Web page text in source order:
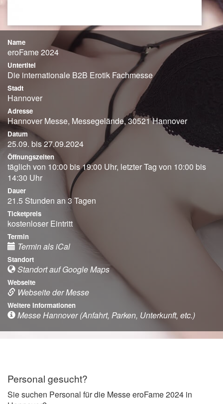
Name
eroFame 2024
Untertitel
Die internationale B2B Erotik Fachmesse
Stadt
Hannover
Adresse
Hannover Messe, Messegelände, 30521 Hannover
Datum
25.09. bis 27.09.2024
Öffnungszeiten
täglich von 10:00 bis 19:00 Uhr, letzter Tag von 10:00 bis
14:30 Uhr
Dauer
21.5 Stunden an 3 Tagen
Ticketpreis
kostenloser Eintritt
Termin
Termin als iCal
Standort
Standort auf Google Maps
Webseite
Webseite der Messe
Weitere Informationen
Messe Hannover (Anfahrt, Parken, Unterkunft, etc.)
Personal gesucht?
Sie suchen Personal für die Messe eroFame 2024 in